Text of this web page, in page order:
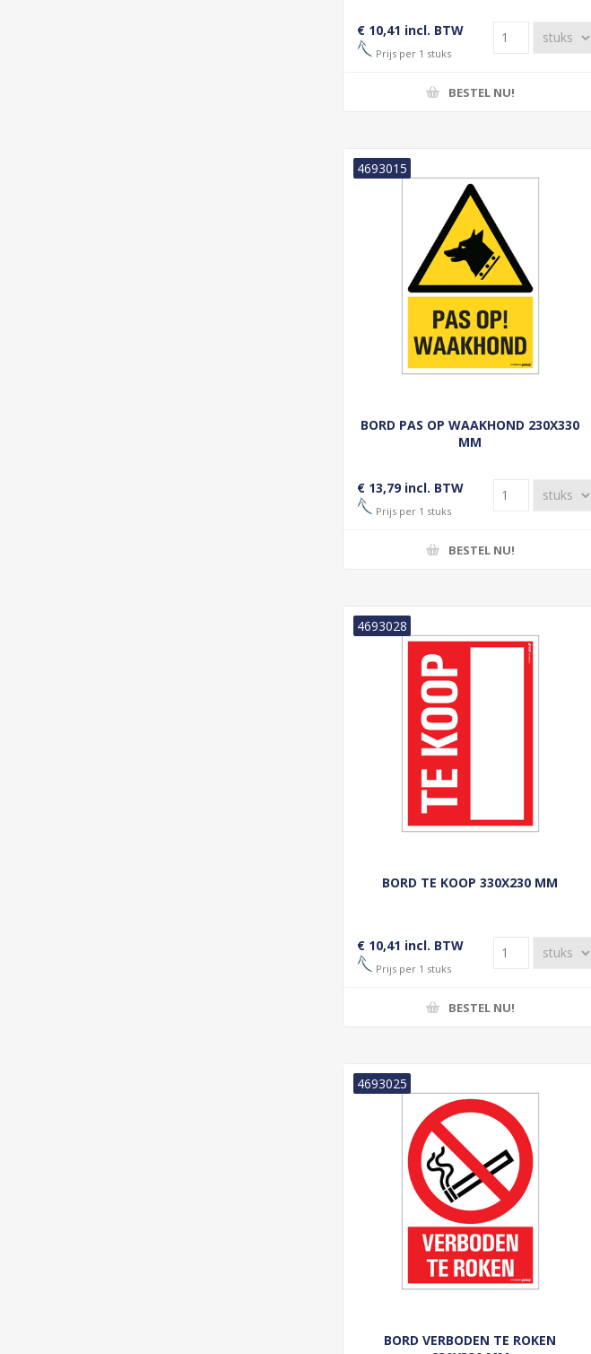
€ 10,41 incl. BTW
Prijs per 1 stuks
BESTEL NU!
BORD PAS OP WAAKHOND 230X330
MM
4693015
€ 13,79 incl. BTW
Prijs per 1 stuks
BESTEL NU!
BORD TE KOOP 330X230 MM
4693028
€ 10,41 incl. BTW
Prijs per 1 stuks
BESTEL NU!
BORD VERBODEN TE ROKEN
4693025